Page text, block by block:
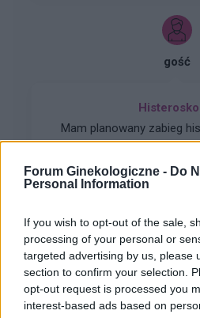
Forum Ginekologiczne - Do
Personal Information
If you wish to opt-out of the sale,
processing of your personal or
targeted advertising by us, please
section to confirm your selection.
opt-out request is processed you
interest-based ads based on
około 2 miesięcy. Co w
pomóc. ?
gość
Mam planowany zabieg
miesięcy. Ze względu na
mam nieregularne
mam zabieg a pojawiła mi
można wykonać
Forum:Ginekologia -
gość